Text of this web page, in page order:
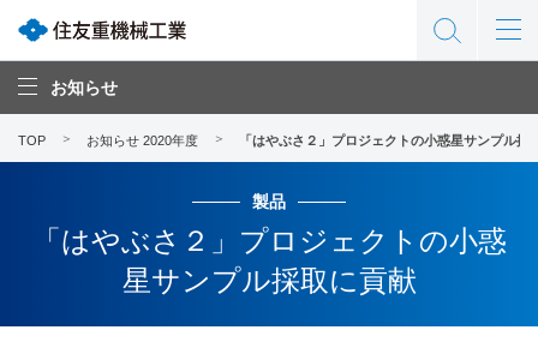
お知らせ
TOP お知らせ 2020年度 「はやぶさ２」プロジェクトの小惑星サンプル採
製品
「はやぶさ２」プロジェクトの小惑
星サンプル採取に貢献